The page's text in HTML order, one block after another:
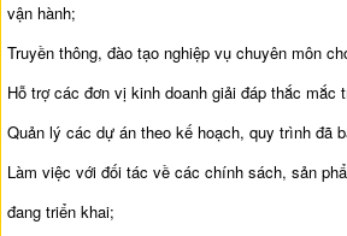
vận hành;
Truyền thông, đào tạo nghiệp vụ chuyên môn
Hỗ trợ các đơn vị kinh doanh giải đáp thắc mắc
Quản lý các dự án theo kế hoạch, quy trình đã
Làm việc với đối tác về các chính sách, sản
đang triển khai;